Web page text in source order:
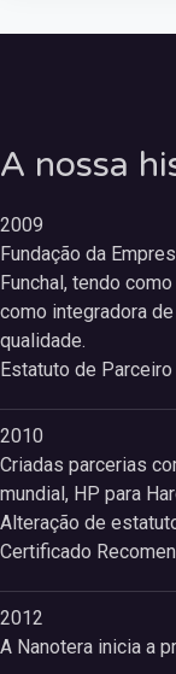
A nossa
2009
Fundação da
Funchal, tendo
como integradora
qualidade.
Estatuto de
2010
Criadas parcerias
mundial, HP para
Alteração de
Certificado
2012
A Nanotera inicia a